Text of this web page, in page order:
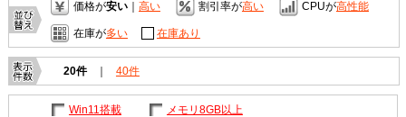
価格が安い｜ 高い 割引率が高い CPUが高性能
在庫が多い 在庫あり
20件 ｜ 40件
Win11搭載
メモリ8GB以上